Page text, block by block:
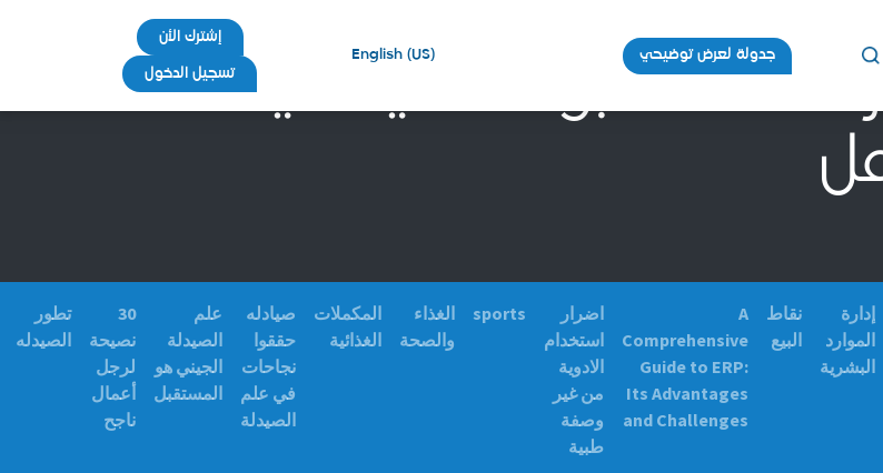
جدولة لعرض توضيحي English (US)
إشترك الأن
تسجيل الدخول
على التنبؤ المالي في
إدارة
الموارد
البشرية
نقاط
البيع
A
Comprehensive
Guide to ERP:
Its Advantages
and Challenges
اضرار
استخدام
الادوية
من غير
وصفة
طبية
sports
الغذاء
والصحة
المكملات
الغذائية
صيادله
حققوا
نجاحات
في علم
الصيدلة
علم
الصيدلة
الجيني هو
المستقبل
30
نصيحة
لرجل
أعمال
ناجح
تطور
الصيدله